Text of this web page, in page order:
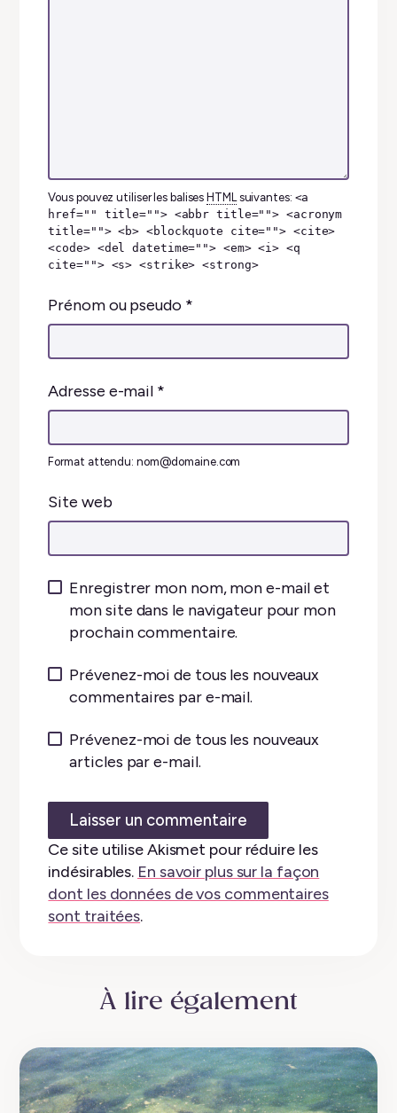
Vous pouvez utiliser les balises HTMLsuivantes: <a
href="" title=""> <abbr title=""> <acronym
title=""> <b> <blockquote cite=""> <cite>
<code> <del datetime=""> <em> <i> <q
cite=""> <s> <strike> <strong>
Prénom ou pseudo *
Adresse e-mail *
Format attendu: nom@domaine.com
Site web
Enregistrer mon nom, mon e-mail et
mon site dans le navigateur pour mon
prochain commentaire.
Prévenez-moi de tous les nouveaux
commentaires par e-mail.
Prévenez-moi de tous les nouveaux
articles par e-mail.
Ce site utilise Akismet pour réduire les
indésirables. En savoir plus sur la façon
dont les données de vos commentaires
sont traitées.
À lire également